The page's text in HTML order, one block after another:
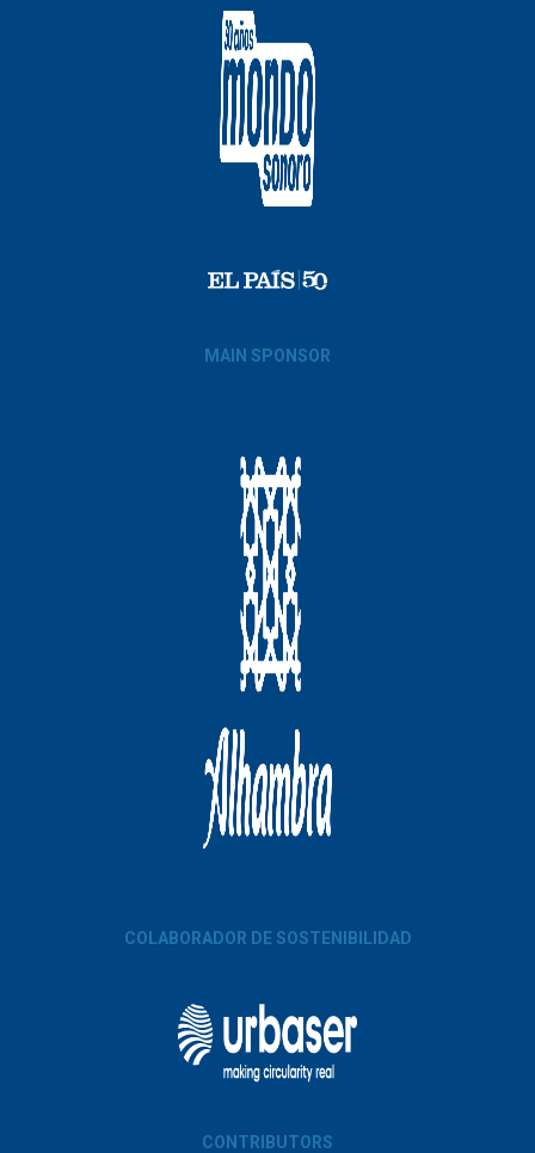
MAIN SPONSOR
COLABORADOR DE SOSTENIBILIDAD
CONTRIBUTORS